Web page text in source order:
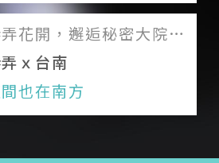
花開，邂逅秘密大院落
時光宅邸
ｘ台南
也在南方